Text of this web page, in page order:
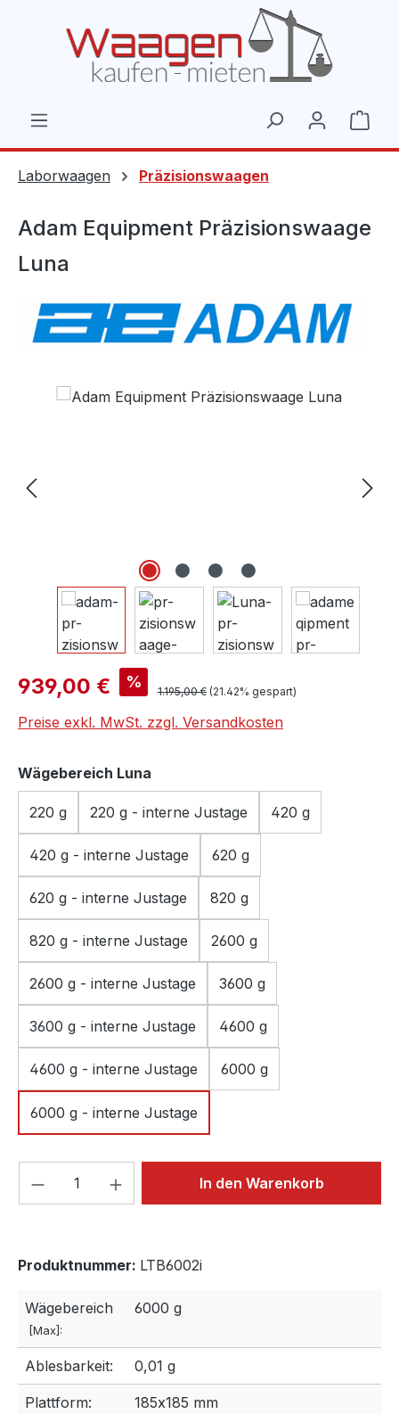
Laborwaagen Präzisionswaagen
Adam Equipment Präzisionswaage
Luna
Bildergalerie überspringen
Verkaufspreis:
939,00 € % Regulärer Preis:
1.195,00 € (21.42% gespart)
Preise exkl. MwSt. zzgl. Versandkosten
Wägebereich Luna
220 g 220 g - interne Justage 420 g
420 g - interne Justage 620 g
620 g - interne Justage 820 g
820 g - interne Justage 2600 g
2600 g - interne Justage 3600 g
3600 g - interne Justage 4600 g
4600 g - interne Justage 6000 g
6000 g - interne Justage
Produkt Anzahl: Gib denIn den Warenkorb
Produktnummer: LTB6002i
Wägebereich
[Max]:
6000 g
Ablesbarkeit: 0,01 g
Plattform: 185x185 mm